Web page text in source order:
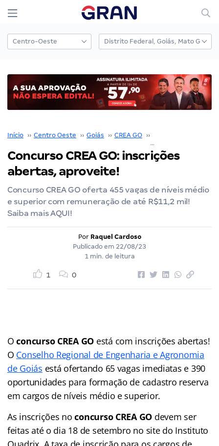
Início ›› Centro Oeste ›› Goiás ›› CREA GO ››
Concurso CREA GO: inscrições
abertas, aproveite!
Concurso CREA GO oferta 455 vagas de níveis médio
e superior com remuneração de até R$11,2 mil!
Saiba mais AQUI!
Por Raquel Cardoso
Publicado em 22/08/23
1 min. de leitura
1 0
Oconcurso CREA GO está com inscrições abertas!
O Conselho Regional de Engenharia e Agronomia
de Goiás está ofertando 65 vagas imediatas e 390
oportunidades para formação de cadastro reserva
em cargos de níveis médio e superior.
As inscrições noconcurso CREA GO devem ser
feitas até o dia 18 de setembro no site do Instituto